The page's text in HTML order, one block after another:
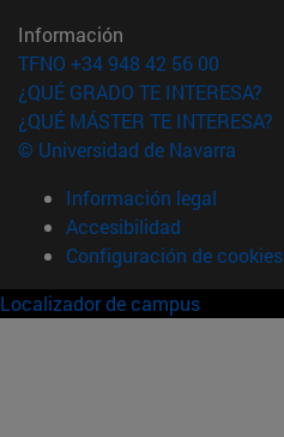
Información
TFNO +34 948 42 56 00
¿QUÉ GRADO TE INTERESA?
¿QUÉ MÁSTER TE INTERESA?
© Universidad de Navarra
Información legal
Accesibilidad
Configuración de cookies
Localizador de campus